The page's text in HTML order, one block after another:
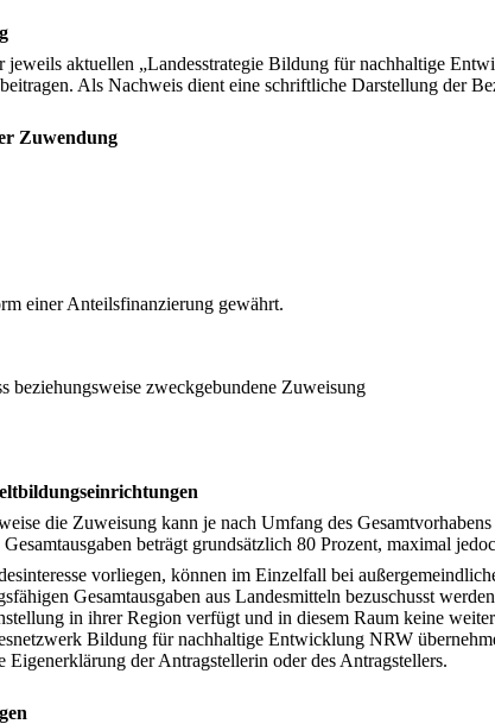
jeweils aktuellen „Landesstrategie Bildung für nachhaltige
Als Nachweis dient eine schriftliche Darstellung der
Zuwendung
einer Anteilsfinanzierung gewährt.
beziehungsweise zweckgebundene Zuweisung
die Zuweisung kann je nach Umfang des
beträgt grundsätzlich 80 Prozent, maximal
vorliegen, können im Einzelfall bei
Gesamtausgaben aus Landesmitteln bezuschusst
in ihrer Region verfügt und in diesem Raum keine
Bildung für nachhaltige Entwicklung NRW
der Antragstellerin oder des Antragstellers.